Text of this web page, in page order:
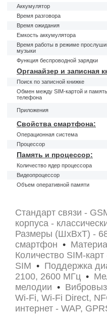
Аккумулятор
Время разговора
Время ожидания
Емкость аккумулятора
Время работы в режиме
музыки
Функция беспроводной зарядки
Органайзер и записная
Поиск по записной книжке
Обмен между SIM-картой и
телефона
Приложения
Свойства смартфона:
Операционная система
Процессор
Память и процессор:
Количество ядер процессора
Видеопроцессор
Объем оперативной памяти
Стандарт связи -
корпуса -
Размеры (ШxВxТ) -
смартфон •
Количество SIM-
SIM • Поддержка
2100, 2600 МГц •
мелодии •
Wi-Fi, Wi-Fi Direct,
интернет - WAP,